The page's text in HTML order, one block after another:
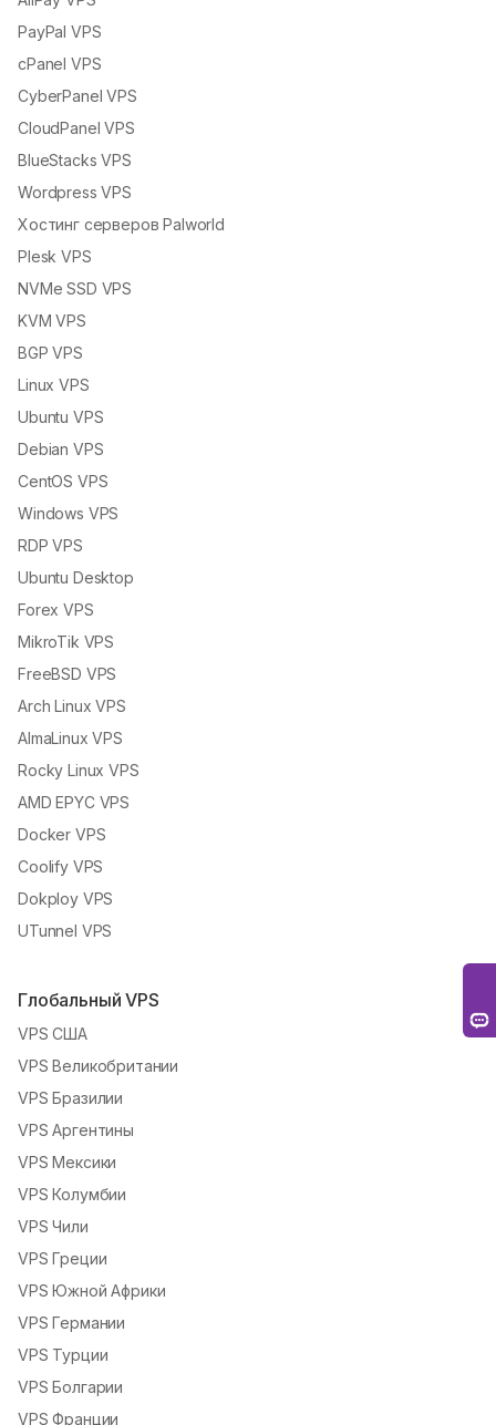
PayPal VPS
cPanel VPS
CyberPanel VPS
CloudPanel VPS
BlueStacks VPS
Wordpress VPS
Хостинг серверов Palworld
Plesk VPS
NVMe SSD VPS
KVM VPS
BGP VPS
Linux VPS
Ubuntu VPS
Debian VPS
CentOS VPS
Windows VPS
RDP VPS
Ubuntu Desktop
Forex VPS
MikroTik VPS
FreeBSD VPS
Arch Linux VPS
AlmaLinux VPS
Rocky Linux VPS
AMD EPYC VPS
Docker VPS
Coolify VPS
Dokploy VPS
UTunnel VPS
Глобальный VPS
VPS США
VPS Великобритании
VPS Бразилии
VPS Аргентины
VPS Мексики
VPS Колумбии
VPS Чили
VPS Греции
VPS Южной Африки
VPS Германии
VPS Турции
VPS Болгарии
VPS Франции